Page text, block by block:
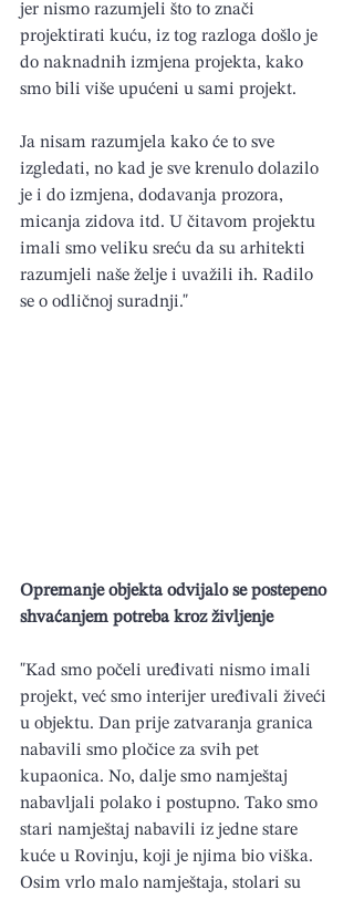
jer nismo razumjeli što to znači
projektirati kuću, iz tog razloga došlo je
do naknadnih izmjena projekta, kako
smo bili više upućeni u sami projekt.
Ja nisam razumjela kako će to sve
izgledati, no kad je sve krenulo dolazilo
je i do izmjena, dodavanja prozora,
micanja zidova itd. U čitavom projektu
imali smo veliku sreću da su arhitekti
razumjeli naše želje i uvažili ih. Radilo
se o odličnoj suradnji."
Opremanje objekta odvijalo se postepeno
shvaćanjem potreba kroz življenje
"Kad smo počeli uređivati nismo imali
projekt, već smo interijer uređivali živeći
u objektu. Dan prije zatvaranja granica
nabavili smo pločice za svih pet
kupaonica. No, dalje smo namještaj
nabavljali polako i postupno. Tako smo
stari namještaj nabavili iz jedne stare
kuće u Rovinju, koji je njima bio viška.
Osim vrlo malo namještaja, stolari su